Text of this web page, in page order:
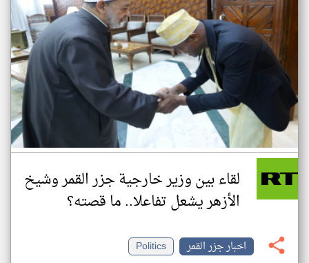
لقاء بين وزير خارجية جزر القمر وشيخ
الأزهر يشعل تفاعلا.. ما قصته؟
اخبار جزر القمر
Politics